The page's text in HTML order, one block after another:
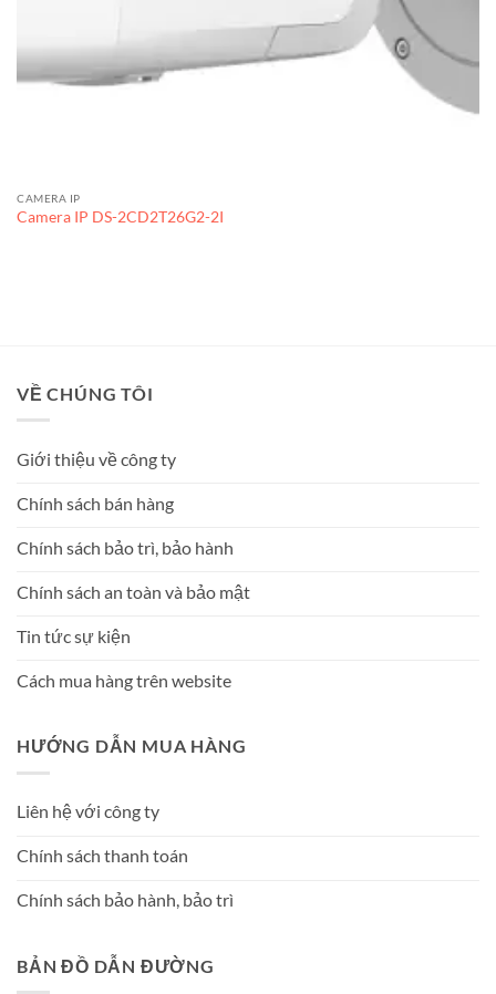
CAMERA IP
Camera IP DS-2CD2T26G2-2I
VỀ CHÚNG TÔI
Giới thiệu về công ty
Chính sách bán hàng
Chính sách bảo trì, bảo hành
Chính sách an toàn và bảo mật
Tin tức sự kiện
Cách mua hàng trên website
HƯỚNG DẪN MUA HÀNG
Liên hệ với công ty
Chính sách thanh toán
Chính sách bảo hành, bảo trì
BẢN ĐỒ DẪN ĐƯỜNG